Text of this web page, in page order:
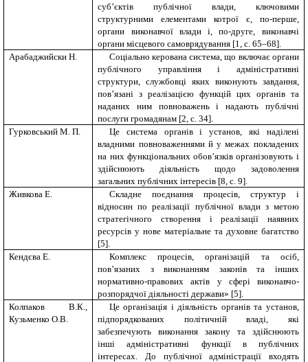
суб’єктів публічної влади, ключовими
структурними елементами котрої є, по-перше,
органи виконавчої влади і, по-друге, виконавчі
органи місцевого самоврядування [1, с. 65–68].
Арабаджийски Н.
Соціально керована система, що включає органи
публічного управління і адміністративні
структури, службовці яких виконують завдання,
пов’язані з реалізацією функцій цих органів та
наданих ним повноважень і надають публічні
послуги громадянам [2, c. 34].
Гурковський М. П.
Це система органів і установ, які наділені
владними повноваженнями й у межах покладених
на них функціональних обов’язків організовують і
здійснюють діяльність щодо задоволення
загальних публічних інтересів [8, с. 9].
Живкова Е.
Складне поєднання процесів, структур і
відносин по реалізації публічної влади з метою
стратегічного створення і реалізації наявних
ресурсів у нове матеріальне та духовне багатство
[5].
Кендєва Е.
Комплекс процесів, організацій та осіб,
пов’язаних з виконанням законів та інших
нормативно-правових актів у сфері виконавчо-
розпорядчої діяльності держави» [5].
Колпаков В.К.,
Кузьменко О.В.
Це організація і діяльність органів та установ,
підпорядкованих політичній владі, які
забезпечують виконання закону та здійснюють
інші адміністративні функції в публічних
інтересах. До публічної адміністрації входять